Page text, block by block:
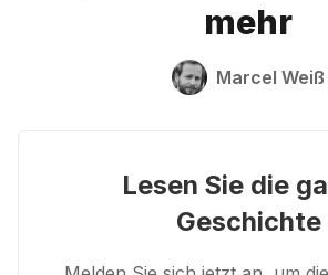
mehr
Marcel Weiß
Lesen Sie die
Geschichte